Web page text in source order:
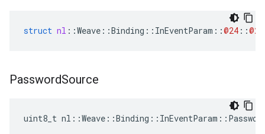
struct nl ::Weave ::Binding :: InEventParam ::@24 ::@28
PasswordSource
uint8_t